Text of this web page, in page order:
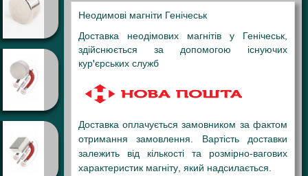
Неодимові магніти Генічеськ
Доставка неодімових магнітів у Генічеськ,
здійснюється за допомогою існуючих
кур'єрських служб
Доставка оплачується замовником за фактом
отримання замовлення. Вартість доставки
залежить від кількості та розмірно-вагових
характеристик магніту, який надсилається.